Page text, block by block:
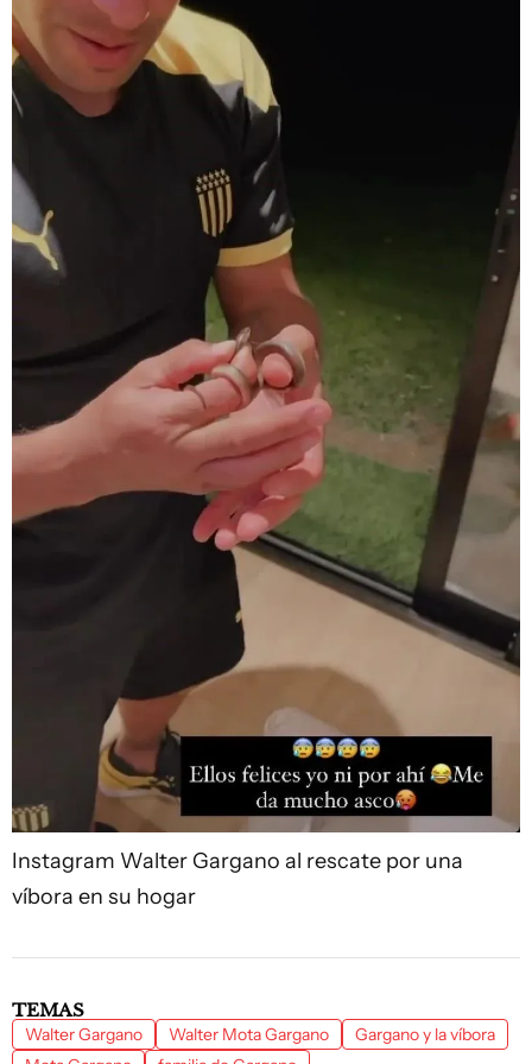
Instagram Walter Gargano al rescate por una
víbora en su hogar
TEMAS
Walter Gargano Walter Mota Gargano
Gargano y la víbora